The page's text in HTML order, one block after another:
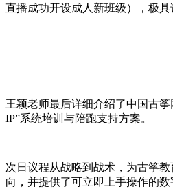
直播成功开设成人新班级），极具
王颖老师最后详细介绍了中国古
IP”系统培训与陪跑支持方案。
次日议程从战略到战术，为古筝
向，并提供了可立即上手操作的